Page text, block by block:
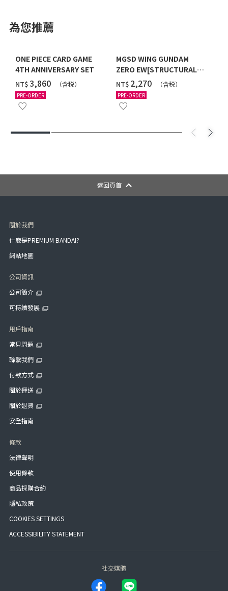
為您推薦
ONE PIECE CARD GAME
4TH ANNIVERSARY SET
NT$‌3,860 （含税）
PRE-ORDER
MGSD WING GUNDAM
ZERO EW[STRUCTURAL
COATING/BLACK] [2026年
12月發送]
NT$ ‌2,270 （含税）
PRE-ORDER
返回頁首
關於我們
什麼是PREMIUM BANDAI?
網站地圖
公司資訊
公司簡介
可持續發展
用戶指南
常見問題
聯繫我們
付款方式
關於運送
關於退貨
安全指南
條款
法律聲明
使用條款
商品採購合約
隱私政策
COOKIES SETTINGS
ACCESSIBILITY STATEMENT
社交媒體